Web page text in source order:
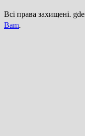
Всі права захищені.
Bam.